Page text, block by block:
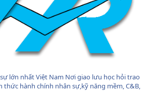
lớn nhất Việt Nam Nơi giao lưu học hỏi trao
thức hành chính nhân sự,kỹ năng mềm, C&B,